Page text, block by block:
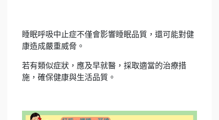
睡眠呼吸中止症不僅會影響睡眠品質，還可能對健
康造成嚴重威脅。
若有類似症狀，應及早就醫，採取適當的治療措
施，確保健康與生活品質。